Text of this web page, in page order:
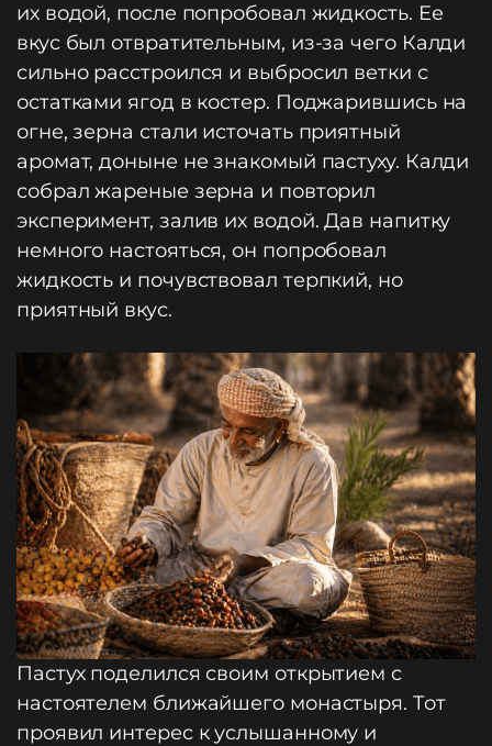
их водой, после попробовал жидкость. Ее
вкус был отвратительным, из-за чего Калди
сильно расстроился и выбросил ветки с
остатками ягод в костер. Поджарившись на
огне, зерна стали источать приятный
аромат, доныне не знакомый пастуху. Калди
собрал жареные зерна и повторил
эксперимент, залив их водой. Дав напитку
немного настояться, он попробовал
жидкость и почувствовал терпкий, но
приятный вкус.
Пастух поделился своим открытием с
настоятелем ближайшего монастыря. Тот
проявил интерес к услышанному и